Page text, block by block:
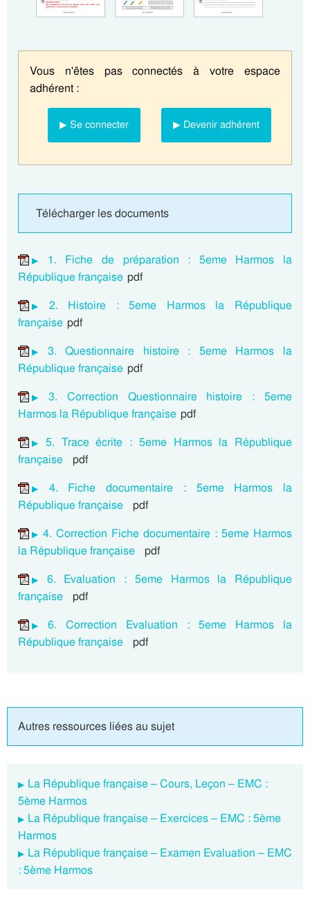
Vous n'êtes pas connectés à votre espace
adhérent :
▶ Se connecter ▶ Devenir adhérent
Télécharger les documents
1. Fiche de préparation : 5eme Harmos la
République française pdf
2. Histoire : 5eme Harmos la République
française pdf
3. Questionnaire histoire : 5eme Harmos la
République française pdf
3. Correction Questionnaire histoire : 5eme
Harmos la République française pdf
5. Trace écrite : 5eme Harmos la République
française pdf
4. Fiche documentaire : 5eme Harmos la
République française pdf
4. Correction Fiche documentaire : 5eme Harmos
la République française pdf
6. Evaluation : 5eme Harmos la République
française pdf
6. Correction Evaluation : 5eme Harmos la
République française pdf
Autres ressources liées au sujet
La République française – Cours, Leçon – EMC :
5ème Harmos
La République française – Exercices – EMC : 5ème
Harmos
La République française – Examen Evaluation – EMC
: 5ème Harmos